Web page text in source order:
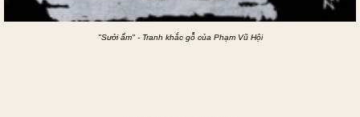
"Sưởi ấm" - Tranh khắc gỗ của Phạm Vũ Hội